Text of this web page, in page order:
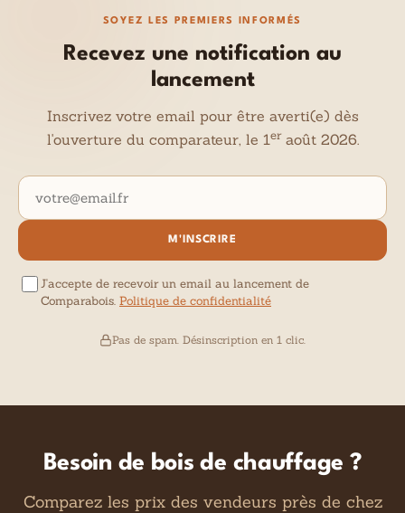
SOYEZ LES PREMIERS INFORMÉS
Recevez une notification au
lancement
Inscrivez votre email pour être averti(e) dès
l'ouverture du comparateur, le 1eraoût 2026.
Adresse email
M'INSCRIRE
J'accepte de recevoir un email au lancement de
Comparabois. Politique de confidentialité
Pas de spam. Désinscription en 1 clic.
Besoin de bois de chauffage ?
Comparez les prix des vendeurs près de chez